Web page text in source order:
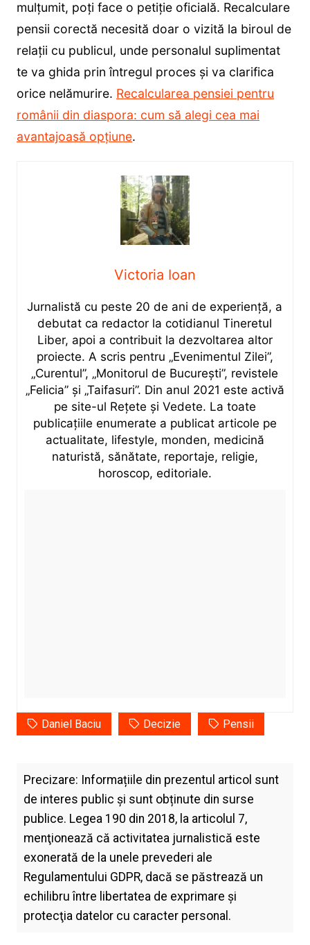
mulțumit, poți face o petiție oficială. Recalculare
pensii corectă necesită doar o vizită la biroul de
relații cu publicul, unde personalul suplimentat
te va ghida prin întregul proces și va clarifica
orice nelămurire. Recalcularea pensiei pentru
românii din diaspora: cum să alegi cea mai
avantajoasă opțiune.
Victoria Ioan
Jurnalistă cu peste 20 de ani de experiență, a
debutat ca redactor la cotidianul Tineretul
Liber, apoi a contribuit la dezvoltarea altor
proiecte. A scris pentru „Evenimentul Zilei”,
„Curentul”, „Monitorul de București”, revistele
„Felicia” și „Taifasuri”. Din anul 2021 este activă
pe site-ul Rețete și Vedete. La toate
publicațiile enumerate a publicat articole pe
actualitate, lifestyle, monden, medicină
naturistă, sănătate, reportaje, religie,
horoscop, editoriale.
Daniel Baciu Decizie Pensii
Precizare: Informațiile din prezentul articol sunt
de interes public și sunt obținute din surse
publice. Legea 190 din 2018, la articolul 7,
menţionează că activitatea jurnalistică este
exonerată de la unele prevederi ale
Regulamentului GDPR, dacă se păstrează un
echilibru între libertatea de exprimare şi
protecţia datelor cu caracter personal.